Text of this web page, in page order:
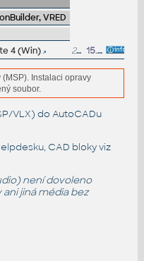
VRED
4 (Win) 200MB 15.6.2017
Instalaci opravy
soubor.
VLX) do AutoCADu
, CAD bloky viz
není dovoleno
jiná média bez